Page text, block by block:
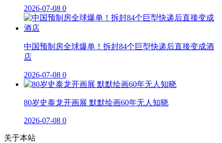
2026-07-08 0
中国预制房全球爆单！拆封84个巨型快递后直接变成酒
店
2026-07-08 0
80岁史泰龙开画展 默默绘画60年无人知晓
2026-07-08 0
关于本站